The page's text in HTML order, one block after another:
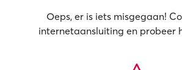
Oeps, er is iets misgegaan!
internetaansluiting en probeer